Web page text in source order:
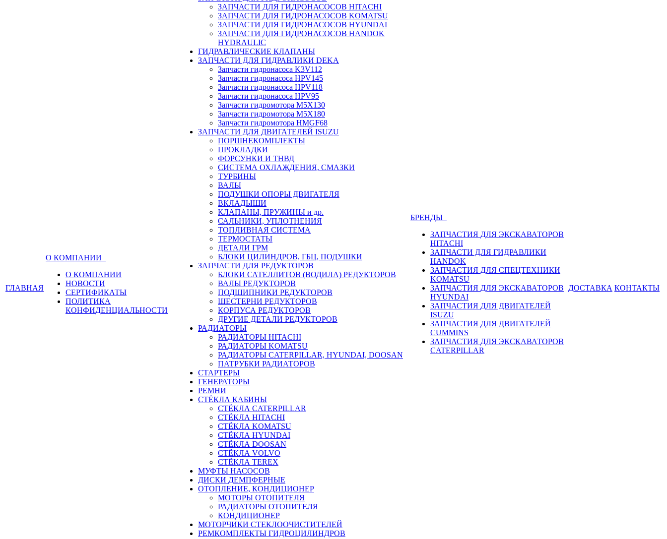
ГЛАВНАЯ
О КОМПАНИИ
О КОМПАНИИ
НОВОСТИ
СЕРТИФИКАТЫ
ПОЛИТИКА
КОНФИДЕНЦИАЛЬНОСТИ
ЗАПЧАСТИ ДЛЯ ГИДРОНАСОСОВ HITACHI
ЗАПЧАСТИ ДЛЯ ГИДРОНАСОСОВ KOMATSU
ЗАПЧАСТИ ДЛЯ ГИДРОНАСОСОВ HYUNDAI
ЗАПЧАСТИ ДЛЯ ГИДРОНАСОСОВ HANDOK
HYDRAULIC
ГИДРАВЛИЧЕСКИЕ КЛАПАНЫ
ЗАПЧАСТИ ДЛЯ ГИДРАВЛИКИ DEKA
Запчасти гидронасоса K3V112
Запчасти гидронасоса HPV145
Запчасти гидронасоса HPV118
Запчасти гидронасоса HPV95
Запчасти гидромотора M5X130
Запчасти гидромотора M5X180
Запчасти гидромотора HMGF68
ЗАПЧАСТИ ДЛЯ ДВИГАТЕЛЕЙ ISUZU
ПОРШНЕКОМПЛЕКТЫ
ПРОКЛАДКИ
ФОРСУНКИ И ТНВД
СИСТЕМА ОХЛАЖДЕНИЯ, СМАЗКИ
ТУРБИНЫ
ВАЛЫ
ПОДУШКИ ОПОРЫ ДВИГАТЕЛЯ
ВКЛАДЫШИ
КЛАПАНЫ, ПРУЖИНЫ и др.
САЛЬНИКИ, УПЛОТНЕНИЯ
ТОПЛИВНАЯ СИСТЕМА
ТЕРМОСТАТЫ
ДЕТАЛИ ГРМ
БЛОКИ ЦИЛИНДРОВ, ГБЦ, ПОДУШКИ
ЗАПЧАСТИ ДЛЯ РЕДУКТОРОВ
БЛОКИ САТЕЛЛИТОВ (ВОДИЛА) РЕДУКТОРОВ
ВАЛЫ РЕДУКТОРОВ
ПОДШИПНИКИ РЕДУКТОРОВ
ШЕСТЕРНИ РЕДУКТОРОВ
КОРПУСА РЕДУКТОРОВ
ДРУГИЕ ДЕТАЛИ РЕДУКТОРОВ
РАДИАТОРЫ
РАДИАТОРЫ HITACHI
РАДИАТОРЫ KOMATSU
РАДИАТОРЫ CATERPILLAR, HYUNDAI, DOOSAN
ПАТРУБКИ РАДИАТОРОВ
СТАРТЕРЫ
ГЕНЕРАТОРЫ
РЕМНИ
СТЁКЛА КАБИНЫ
СТЁКЛА CATERPILLAR
СТЁКЛА HITACHI
СТЁКЛА KOMATSU
СТЁКЛА HYUNDAI
СТЁКЛА DOOSAN
СТЁКЛА VOLVO
СТЁКЛА TEREX
МУФТЫ НАСОСОВ
ДИСКИ ДЕМПФЕРНЫЕ
ОТОПЛЕНИЕ, КОНДИЦИОНЕР
МОТОРЫ ОТОПИТЕЛЯ
РАДИАТОРЫ ОТОПИТЕЛЯ
КОНДИЦИОНЕР
МОТОРЧИКИ СТЕКЛООЧИСТИТЕЛЕЙ
РЕМКОМПЛЕКТЫ ГИДРОЦИЛИНДРОВ
БРЕНДЫ
ЗАПЧАСТИЯ ДЛЯ ЭКСКАВАТОРОВ
HITACHI
ЗАПЧАСТИ ДЛЯ ГИДРАВЛИКИ
HANDOK
ЗАПЧАСТИЯ ДЛЯ СПЕЦТЕХНИКИ
KOMATSU
ЗАПЧАСТИЯ ДЛЯ ЭКСКАВАТОРОВ
HYUNDAI
ЗАПЧАСТИЯ ДЛЯ ДВИГАТЕЛЕЙ
ISUZU
ЗАПЧАСТИЯ ДЛЯ ДВИГАТЕЛЕЙ
CUMMINS
ЗАПЧАСТИЯ ДЛЯ ЭКСКАВАТОРОВ
CATERPILLAR
ДОСТАВКА КОНТАКТЫ